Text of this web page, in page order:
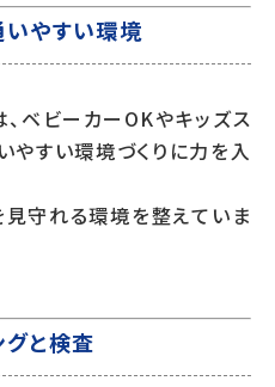
やすい環境
ベビーカーOKやキッズス
やすい環境づくりに力を入
守れる環境を整えていま
と検査